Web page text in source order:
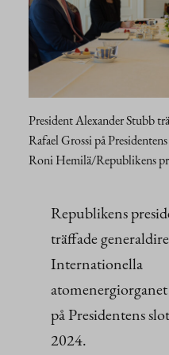
President Alexander Stubb
Rafael Grossi på
Roni Hemilä/Republikens
Republikens
träffade
Internationella
på Presidentens
2024.